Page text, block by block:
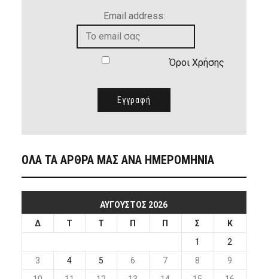
Email address:
Όροι Χρήσης
ΟΛΑ ΤΑ ΑΡΘΡΑ ΜΑΣ ΑΝΑ ΗΜΕΡΟΜΗΝΙΑ
ΑΎΓΟΥΣΤΟΣ 2026
Δ
Τ Τ Π Π Σ
Κ
1
2
3
4 5 6 7 8
9